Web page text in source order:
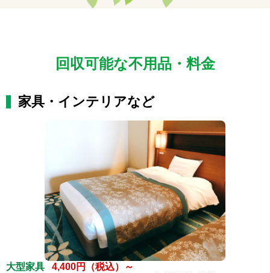
回収可能な不用品・料金
家具・インテリアなど
大型家具
4,400円（税込）～